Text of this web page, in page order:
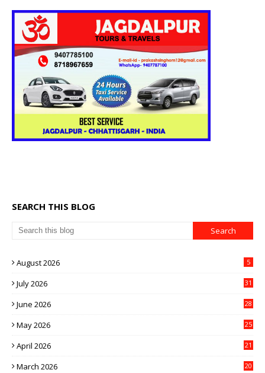
SEARCH THIS BLOG
August 2026 5
July 2026 31
June 2026 28
May 2026 25
April 2026 21
March 2026 20